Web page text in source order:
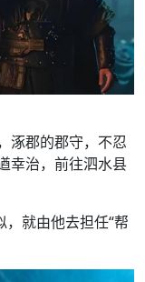
涿郡的郡守，不忍
幸治，前往泗水县
，就由他去担任“帮